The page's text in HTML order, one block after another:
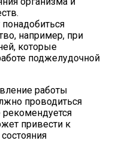
например, при
которые
поджелудочной
работы
проводиться
привести к